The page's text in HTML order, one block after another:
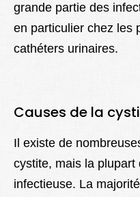
grande partie des
en particulier chez les
cathéters urinaires.
Causes de la
Il existe de
cystite, mais la
infectieuse. La